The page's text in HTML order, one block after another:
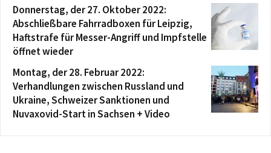
Donnerstag, der 27. Oktober 2022:
Abschließbare Fahrradboxen für Leipzig,
Haftstrafe für Messer-Angriff und Impfstelle
öffnet wieder
Montag, der 28. Februar 2022:
Verhandlungen zwischen Russland und
Ukraine, Schweizer Sanktionen und
Nuvaxovid-Start in Sachsen + Video